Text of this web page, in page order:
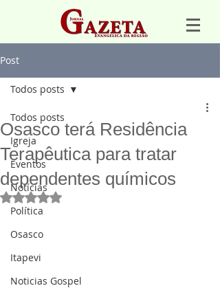
Post
Todos posts
Igreja
Eventos
Notícias
Política
Osasco
Itapevi
Noticias Gospel
Todos posts
Osasco terá Residência
Terapêutica para tratar
dependentes químicos
Avaliado com NaN de 5 estrelas.